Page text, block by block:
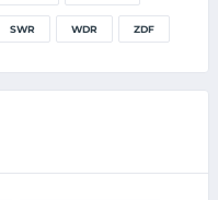
SWR WDR ZDF